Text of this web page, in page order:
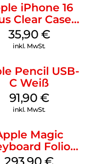
iPhone 16
Clear Case
MagSafe
Transparent
35,90 €
inkl. MwSt.
Pencil USB-
C Weiß
91,90 €
inkl. MwSt.
Magic
Folio
10.9″ (10.Gen.)